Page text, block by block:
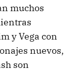
muchos
y Vega con
nuevos,
son